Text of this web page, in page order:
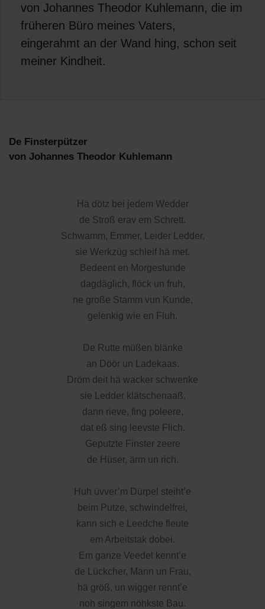
von Johannes Theodor Kuhlemann, die im
früheren Büro meines Vaters,
eingerahmt an der Wand hing, schon seit
meiner Kindheit.
De Finsterpützer
von Johannes Theodor Kuhlemann
Hä dötz bei jedem Wedder
de Stroß erav em Schrett.
Schwamm, Emmer, Leider Ledder,
sie Werkzüg schleif hä met.
Bedeent en Morgestunde
dagdäglich, flöck un fruh,
ne große Stamm vun Kunde,
gelenkig wie en Fluh.
De Rutte müßen blänke
an Döör un Ladekaas.
Dröm deit hä wacker schwenke
sie Ledder klätschenaaß,
dann rieve, fing poleere,
dat eß sing leevste Flich.
Geputzte Finster zeere
de Hüser, ärm un rich.
Huh üvver’m Dürpel steiht’e
beim Putze, schwindelfrei,
kann sich e Leedche fleute
em Arbeitstak dobei.
Em ganze Veedel kennt’e
de Lückcher, Mann un Frau,
hä größ, un wigger rennt’e
noh singem nöhkste Bau.